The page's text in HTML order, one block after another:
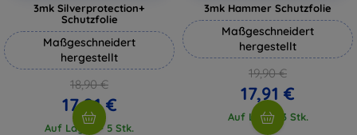
3mk Silverprotection+
Schutzfolie
Maßgeschneidert
hergestellt
18,90 €
17,01 €
Auf Lager > 5 Stk.
3mk Hammer Schutzfolie
Maßgeschneidert
hergestellt
19,90 €
17,91 €
Auf Lager 3 Stk.